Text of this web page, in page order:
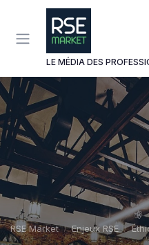
LE MÉDIA DES
RSE Market Enjeux RSE
Panneau de gestion des